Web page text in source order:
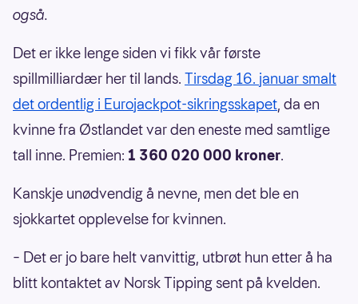
også.
Det er ikke lenge siden vi fikk vår første
spillmilliardær her til lands. Tirsdag 16. januar smalt
det ordentlig i Eurojackpot-sikringsskapet, da en
kvinne fra Østlandet var den eneste med samtlige
tall inne. Premien: 1 360 020 000 kroner.
Kanskje unødvendig å nevne, men det ble en
sjokkartet opplevelse for kvinnen.
– Det er jo bare helt vanvittig, utbrøt hun etter å ha
blitt kontaktet av Norsk Tipping sent på kvelden.